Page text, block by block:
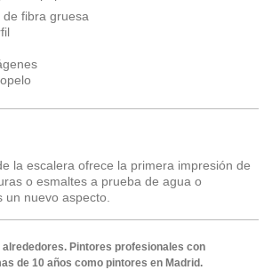
de fibra gruesa
la escalera ofrece la primera impresión de
o esmaltes a prueba de agua o
nuevo aspecto.
Pintores profesionales con
de 10 años como pintores en Madrid.